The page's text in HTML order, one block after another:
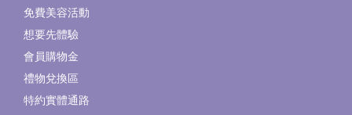
免費美容活動
想要先體驗
會員購物金
禮物兌換區
特約實體通路